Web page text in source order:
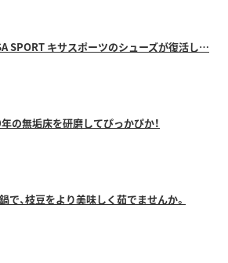
SPORT キサスポーツのシューズが復活し…
の無垢床を研磨してぴっかぴか！
で、枝豆をより美味しく茹でませんか。